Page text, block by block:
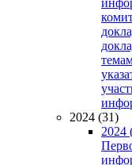
2024 (31)
2024